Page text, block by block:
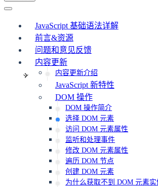
JavaScript 基础语法详解
前言&资源
问题和意见反馈
内容更新
内容更新介绍
JavaScript 新特性
DOM 操作
DOM 操作简介
选择 DOM 元素
访问 DOM 元素属性
监听和处理事件
修改 DOM 元素属性
遍历 DOM 节点
创建 DOM 元素
为什么获取不到 DOM 元素实